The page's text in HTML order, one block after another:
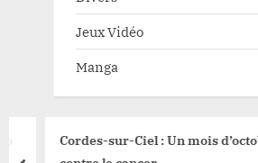
Jeux Vidéo
Manga
Cordes-sur-Ciel : Un mois